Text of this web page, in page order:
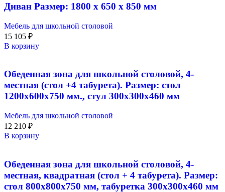
Диван Размер: 1800 х 650 х 850 мм
Мебель для школьной столовой
15 105 ₽
В корзину
Обеденная зона для школьной столовой, 4-
местная (стол +4 табурета). Размер: стол
1200х600х750 мм., стул 300х300х460 мм
Мебель для школьной столовой
12 210 ₽
В корзину
Обеденная зона для школьной столовой, 4-
местная, квадратная (стол + 4 табурета). Размер:
стол 800х800х750 мм, табуретка 300х300х460 мм